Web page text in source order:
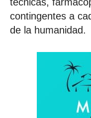
contingentes a
de la humanidad.